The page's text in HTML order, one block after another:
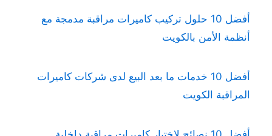
أفضل 10 حلول تركيب كاميرات مراقبة مدمجة مع
أنظمة الأمن بالكويت
أفضل 10 خدمات ما بعد البيع لدى شركات كاميرات
المراقبة الكويت